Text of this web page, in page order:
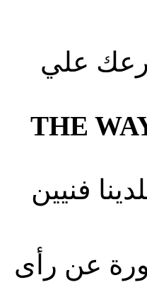
علي
THE
فنيين
عن رأى